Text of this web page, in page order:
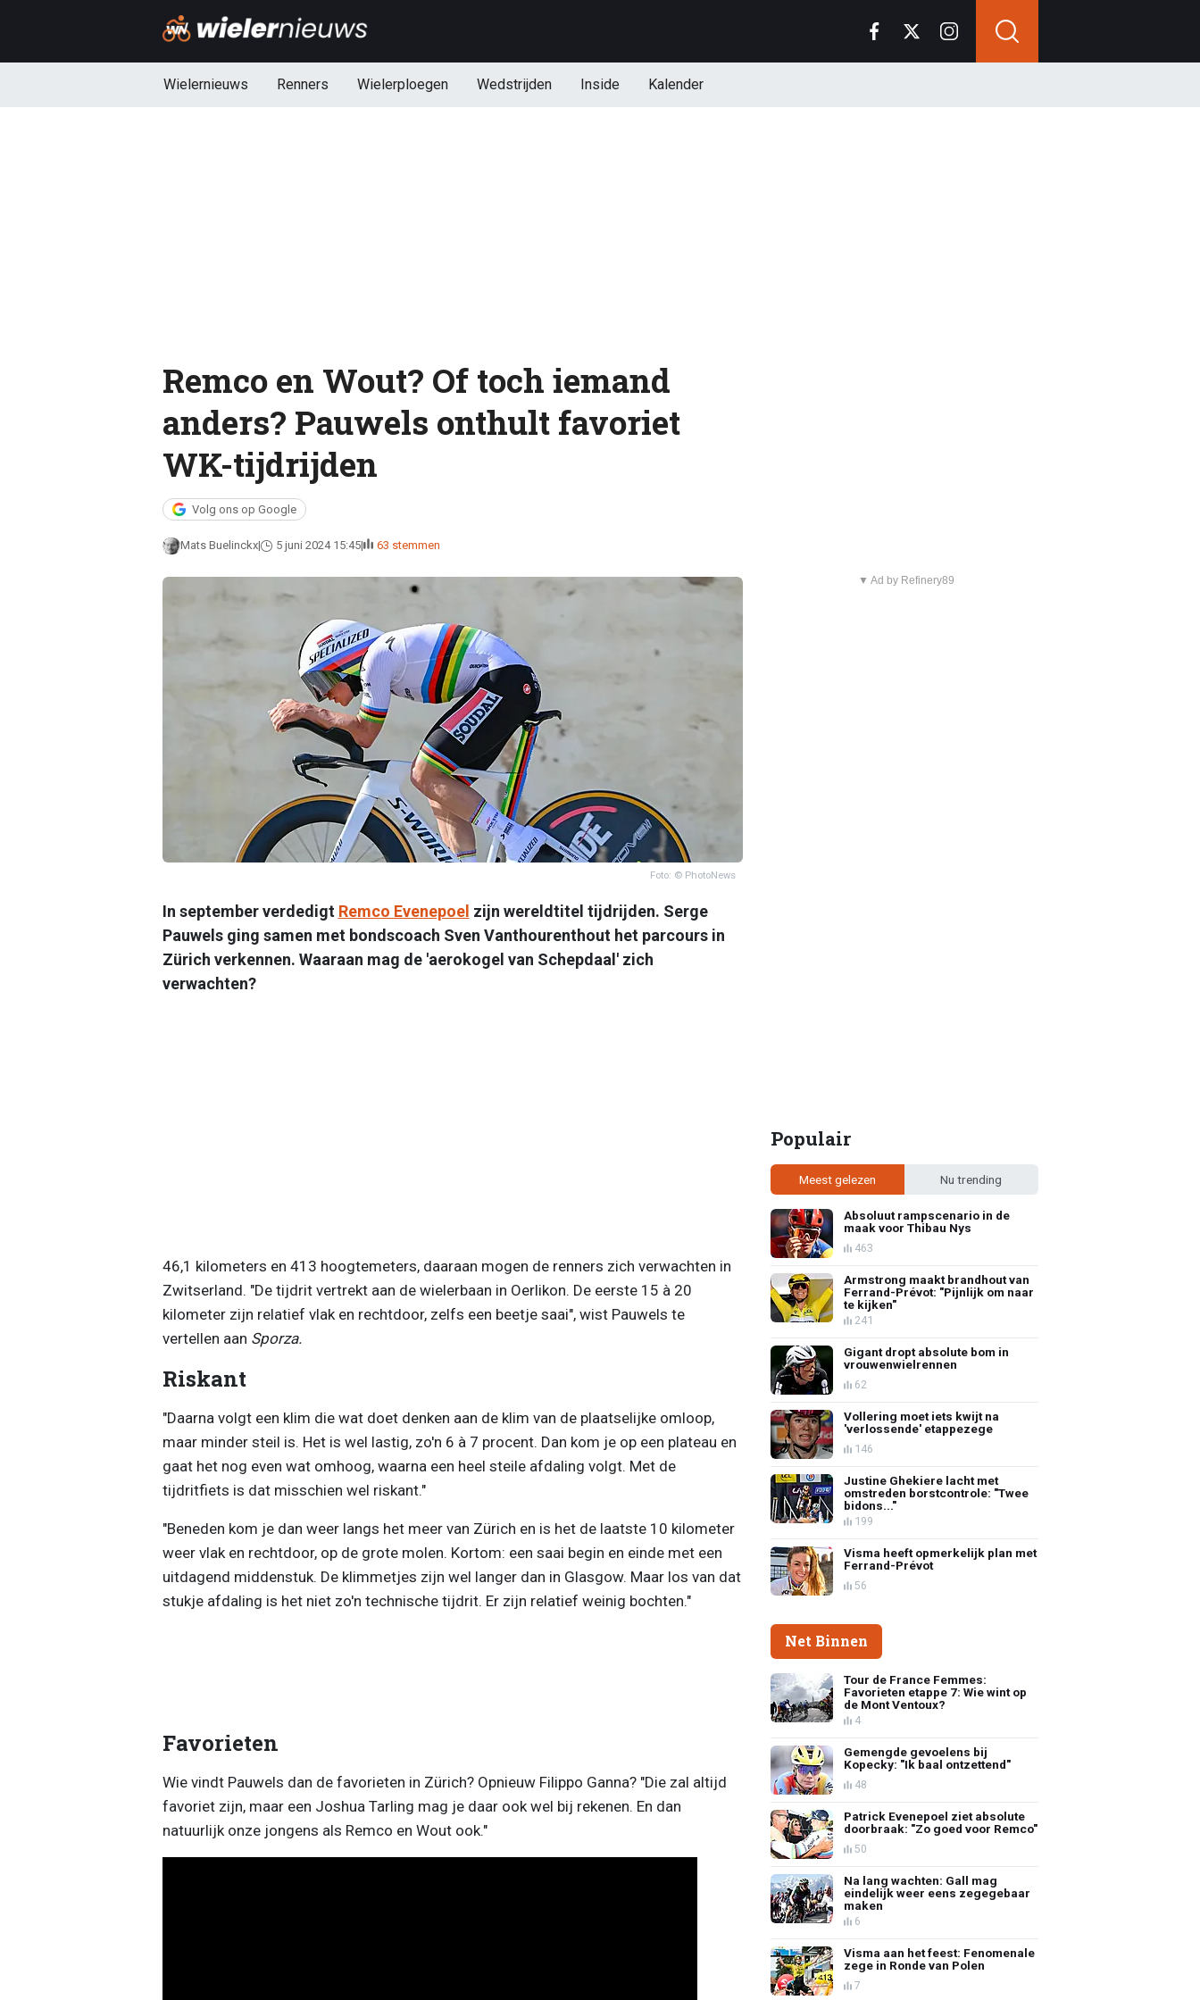
Wielernieuws Renners Wielerploegen Wedstrijden Inside Kalender
Remco en Wout? Of toch iemand
anders? Pauwels onthult favoriet
WK-tijdrijden
Volg ons op Google
Mats Buelinckx 5 juni 2024 15:45 63 stemmen
Foto: © PhotoNews
In september verdedigt Remco Evenepoel zijn wereldtitel tijdrijden. Serge
Pauwels ging samen met bondscoach Sven Vanthourenthout het parcours in
Zürich verkennen. Waaraan mag de 'aerokogel van Schepdaal' zich
verwachten?
46,1 kilometers en 413 hoogtemeters, daaraan mogen de renners zich verwachten in
Zwitserland. "De tijdrit vertrekt aan de wielerbaan in Oerlikon. De eerste 15 à 20
kilometer zijn relatief vlak en rechtdoor, zelfs een beetje saai", wist Pauwels te
vertellen aan Sporza.
Riskant
"Daarna volgt een klim die wat doet denken aan de klim van de plaatselijke omloop,
maar minder steil is. Het is wel lastig, zo'n 6 à 7 procent. Dan kom je op een plateau en
gaat het nog even wat omhoog, waarna een heel steile afdaling volgt. Met de
tijdritfiets is dat misschien wel riskant."
"Beneden kom je dan weer langs het meer van Zürich en is het de laatste 10 kilometer
weer vlak en rechtdoor, op de grote molen. Kortom: een saai begin en einde met een
uitdagend middenstuk. De klimmetjes zijn wel langer dan in Glasgow. Maar los van dat
stukje afdaling is het niet zo'n technische tijdrit. Er zijn relatief weinig bochten."
Favorieten
Wie vindt Pauwels dan de favorieten in Zürich? Opnieuw Filippo Ganna? "Die zal altijd
favoriet zijn, maar een Joshua Tarling mag je daar ook wel bij rekenen. En dan
natuurlijk onze jongens als Remco en Wout ook."
▼ Ad by Refinery89
Populair
Meest gelezen Nu trending
Absoluut rampscenario in de
maak voor Thibau Nys
463
Armstrong maakt brandhout van
Ferrand-Prévot: "Pijnlijk om naar
te kijken"
241
Gigant dropt absolute bom in
vrouwenwielrennen
62
Vollering moet iets kwijt na
'verlossende' etappezege
146
Justine Ghekiere lacht met
omstreden borstcontrole: "Twee
bidons..."
199
Visma heeft opmerkelijk plan met
Ferrand-Prévot
56
Net Binnen
Tour de France Femmes:
Favorieten etappe 7: Wie wint op
de Mont Ventoux?
4
Gemengde gevoelens bij
Kopecky: "Ik baal ontzettend"
48
Patrick Evenepoel ziet absolute
doorbraak: "Zo goed voor Remco"
50
Na lang wachten: Gall mag
eindelijk weer eens zegegebaar
maken
6
Visma aan het feest: Fenomenale
zege in Ronde van Polen
7